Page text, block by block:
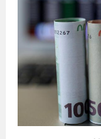
Dr. Öcük,
Terör